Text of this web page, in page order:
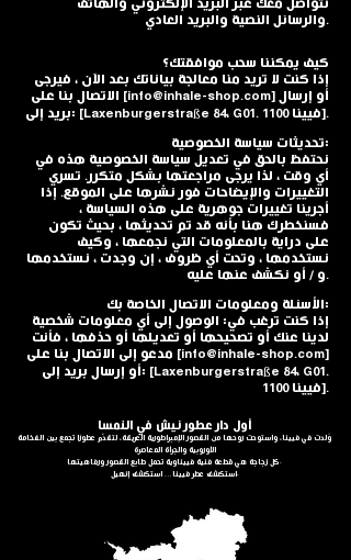
نتواصل معك عبر البريد الإلكتروني والهاتف
والرسائل النصية والبريد العادي.
كيف يمكننا سحب موافقتك؟
إذا كنت لا تريد منا معالجة بياناتك بعد الآن ، فيرجى
الاتصال بنا على [info@inhale-shop.com] أو إرسال
بريد إلى: [Laxenburgerstraße 84، G01. 1100 فيينا].
تحديثات سياسة الخصوصية:
نحتفظ بالحق في تعديل سياسة الخصوصية هذه في
أي وقت ، لذا يرجى مراجعتها بشكل متكرر. تسري
التغييرات والإيضاحات فور نشرها على الموقع. إذا
أجرينا تغييرات جوهرية على هذه السياسة ،
فسنخطرك هنا بأنه قد تم تحديثها ، بحيث تكون
على دراية بالمعلومات التي نجمعها ، وكيف
نستخدمها ، وتحت أي ظروف ، إن وجدت ، نستخدمها
و / أو نكشف عنها عليه.
الأسئلة ومعلومات الاتصال الخاصة بك:
إذا كنت ترغب في: الوصول إلى أي معلومات شخصية
لدينا عنك أو تصحيحها أو تعديلها أو حذفها ، فأنت
مدعو إلى الاتصال بنا على [info@inhale-shop.com]
أو إرسال بريد إلى: [Laxenburgerstraße 84، G01.
1100 فيينا].
أول دار عطور نيش في النمسا
وُلدت في فيينا، واستوحت روحها من القصور الإمبراطورية العريقة، لتقدّم عطورًا تجمع بين الفخامة
الأوروبية والجرأة المعاصرة
كل زجاجة هي قطعة فنية فييناوية تحمل طابع القصور ورفاهيتها.
استكشف عطر فيينا… استكشف إنهيل.